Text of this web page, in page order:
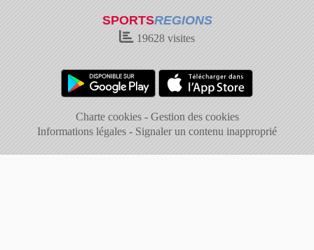
SPORTSREGIONS
19628 visites
Charte cookies
Gestion des cookies
Informations légales
Signaler un contenu inapproprié